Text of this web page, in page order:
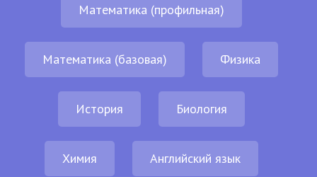
Математика (профильная)
Математика (базовая) Физика
История Биология
Химия Английский язык